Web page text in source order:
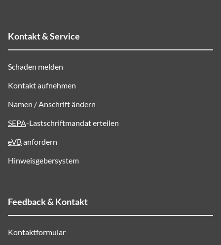
Kontakt & Service
Schaden melden
Kontakt aufnehmen
Namen / Anschrift ändern
SEPA-Lastschriftmandat erteilen
eVBanfordern
Hinweisgebersystem
Feedback & Kontakt
Kontaktformular